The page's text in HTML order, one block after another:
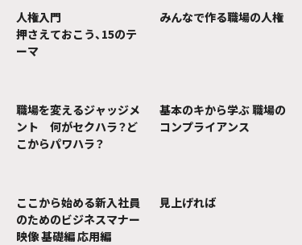
人権入門
押さえておこう、15のテ
ーマ
みんなで作る職場の人権
職場を変えるジャッジメ
ント 何がセクハラ？ど
こからパワハラ？
基本のキから学ぶ 職場の
コンプライアンス
ここから始める新入社員
のためのビジネスマナー
映像 基礎編 応用編
見上げれば